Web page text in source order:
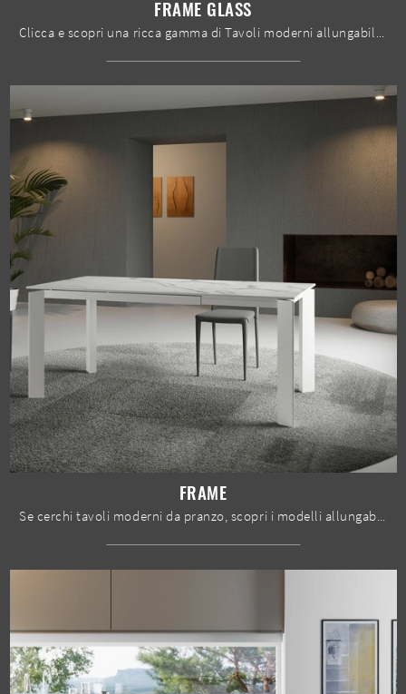
FRAME GLASS
Clicca e scopri una ricca gamma di Tavoli moderni allungabili da pranzo! Il modello Frame Glass di Stones ti sta aspettando.
FRAME
Se cerchi tavoli moderni da pranzo, scopri i modelli allungabili di Stones: clicca e scopri il modello Frame in ceramica.